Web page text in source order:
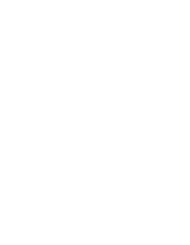
store